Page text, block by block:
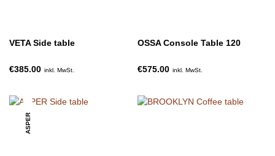
VETA Side table
€385.00 inkl. MwSt.
OSSA Console Table 120
€575.00 inkl. MwSt.
ASPER